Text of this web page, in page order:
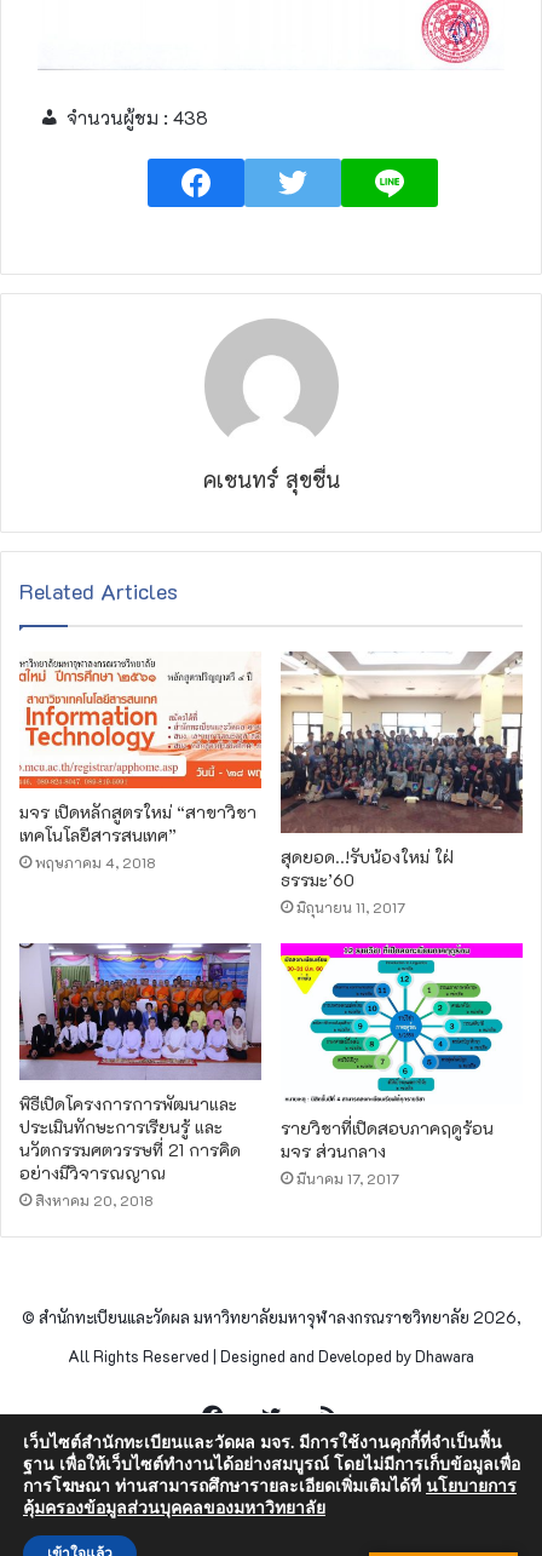
จำนวนผู้ชม : 438
คเชนทร์ สุขชื่น
Related Articles
มจร เปิดหลักสูตรใหม่ “สาขาวิชา
เทคโนโลยีสารสนเทศ”
พฤษภาคม 4, 2018
สุดยอด..!รับน้องใหม่ ใฝ่
ธรรมะ’60
มิถุนายน 11, 2017
พิธีเปิดโครงการการพัฒนาและ
ประเมินทักษะการเรียนรู้ และ
นวัตกรรมศตวรรษที่ 21 การคิด
อย่างมีวิจารณญาณ
สิงหาคม 20, 2018
รายวิชาที่เปิดสอบภาคฤดูร้อน
มจร ส่วนกลาง
มีนาคม 17, 2017
© สำนักทะเบียนและวัดผล มหาวิทยาลัยมหาจุฬาลงกรณราชวิทยาลัย 2026,
All Rights Reserved | Designed and Developed by Dhawara
FacebookTwitterRSS
เว็บไซต์สำนักทะเบียนและวัดผล มจร. มีการใช้งานคุกกี้ที่จำเป็นพื้น
ฐาน เพื่อให้เว็บไซต์ทำงานได้อย่างสมบูรณ์ โดยไม่มีการเก็บข้อมูลเพื่อ
การโฆษณา ท่านสามารถศึกษารายละเอียดเพิ่มเติมได้ที่ นโยบายการ
คุ้มครองข้อมูลส่วนบุคคลของมหาวิทยาลัย